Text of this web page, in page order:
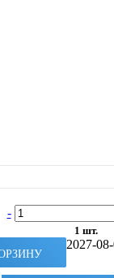
-
1 шт.
2027-